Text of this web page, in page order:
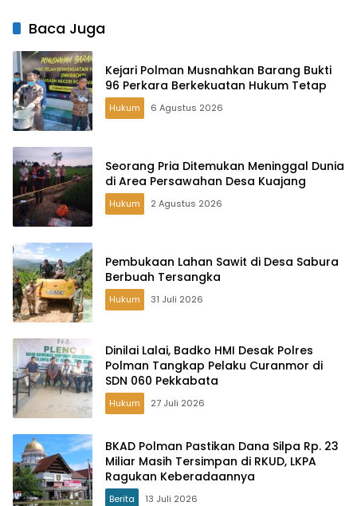
Keberadaannya
Baca Juga
Kejari Polman Musnahkan Barang Bukti
96 Perkara Berkekuatan Hukum Tetap
Hukum 6 Agustus 2026
Seorang Pria Ditemukan Meninggal Dunia
di Area Persawahan Desa Kuajang
Hukum 2 Agustus 2026
Pembukaan Lahan Sawit di Desa Sabura
Berbuah Tersangka
Hukum 31 Juli 2026
Dinilai Lalai, Badko HMI Desak Polres
Polman Tangkap Pelaku Curanmor di
SDN 060 Pekkabata
Hukum 27 Juli 2026
BKAD Polman Pastikan Dana Silpa Rp. 23
Miliar Masih Tersimpan di RKUD, LKPA
Ragukan Keberadaannya
Berita 13 Juli 2026